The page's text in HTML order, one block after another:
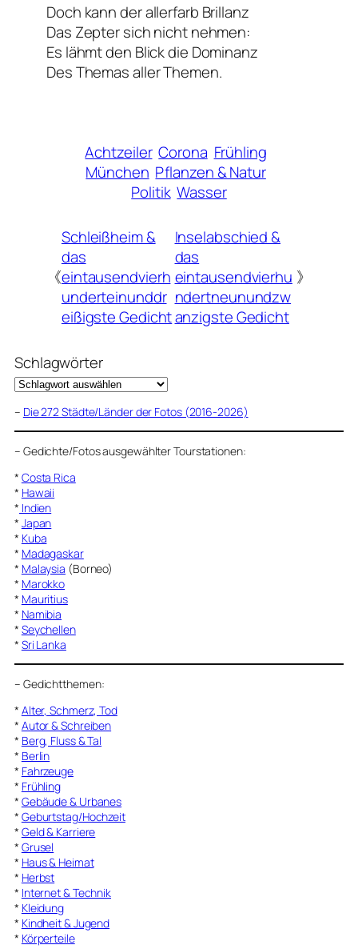
Doch kann der allerfarb Brillanz
Das Zepter sich nicht nehmen:
Es lähmt den Blick die Dominanz
Des Themas aller Themen.
Achtzeiler Corona Frühling
München Pflanzen & Natur
Politik Wasser
《
Schleißheim &
das
eintausendvierh
underteinunddr
eißigste Gedicht
Inselabschied &
das
eintausendvierhu
ndertneunundzw
anzigste Gedicht
》
Schlagwörter
– Die 272 Städte/Länder der Fotos (2016-2026)
– Gedichte/Fotos ausgewählter Tourstationen:
* Costa Rica
* Hawaii
* Indien
* Japan
* Kuba
* Madagaskar
* Malaysia (Borneo)
* Marokko
* Mauritius
* Namibia
* Seychellen
* Sri Lanka
– Gedichtthemen:
* Alter, Schmerz, Tod
* Autor & Schreiben
* Berg, Fluss & Tal
* Berlin
* Fahrzeuge
* Frühling
* Gebäude & Urbanes
* Geburtstag/Hochzeit
* Geld & Karriere
* Grusel
* Haus & Heimat
* Herbst
* Internet & Technik
* Kleidung
* Kindheit & Jugend
* Körperteile